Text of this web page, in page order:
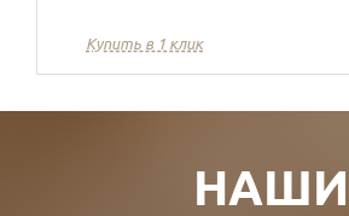
Купить в 1 клик
НАШИ